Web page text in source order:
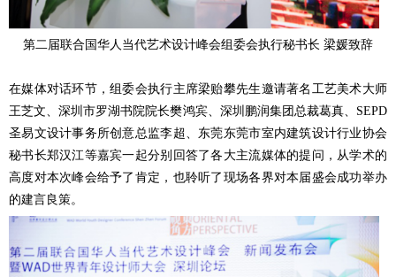
第二届联合国华人当代艺术设计峰会组委会执行秘书长 梁媛致辞
在媒体对话环节，组委会执行主席梁贻攀先生邀请著名工艺美术大师
王芝文、深圳市罗湖书院院长樊鸿宾、深圳鹏润集团总裁葛真、 SEPD
圣易文设计事务所创意总监李超、东莞东莞市室内建筑设计行业协会
秘书长郑汉江等嘉宾一起分别回答了各大主流媒体的提问，从学术的
高度对本次峰会给予了肯定，也聆听了现场各界对本届盛会成功举办
的建言良策。